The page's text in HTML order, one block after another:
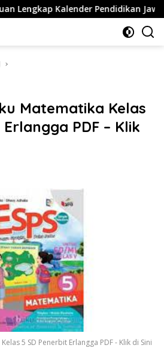
Kalender Pendidikan Jawa Timur,
Matematika Kelas
PDF – Klik
5 SD Penerbit Erlangga PDF - Klik di Sini